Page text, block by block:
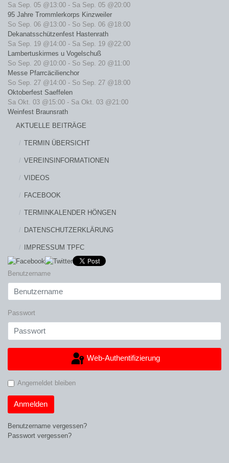
Sa Sep. 05 @13:00 - Sa Sep. 05 @20:00
95 Jahre Trommlerkorps Kinzweiler
So Sep. 06 @13:00 - So Sep. 06 @18:00
Dekanatsschützenfest Hastenrath
Sa Sep. 19 @14:00 - Sa Sep. 19 @22:00
Lambertuskirmes u Vogelschuß
So Sep. 20 @10:00 - So Sep. 20 @11:00
Messe Pfarrcäcilienchor
So Sep. 27 @14:00 - So Sep. 27 @18:00
Oktoberfest Saeffelen
Sa Okt. 03 @15:00 - Sa Okt. 03 @21:00
Weinfest Braunsrath
AKTUELLE BEITRÄGE
TERMIN ÜBERSICHT
VEREINSINFORMATIONEN
VIDEOS
FACEBOOK
TERMINKALENDER HÖNGEN
DATENSCHUTZERKLÄRUNG
IMPRESSUM TPFC
Benutzername
Passwort
Web-Authentifizierung
Angemeldet bleiben
Anmelden
Benutzername vergessen?
Passwort vergessen?